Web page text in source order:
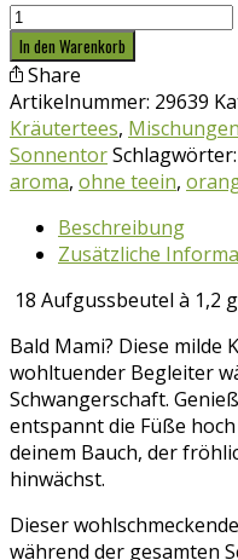
Sonnentor
Bald
Mami
Tee
Menge
In den Warenkorb
Share
Artikelnummer: 29639
Kräutertees, Mischungen
SonnentorSchlagwörter:
aroma, ohne teein,
Beschreibung
Zusätzliche
18 Aufgussbeutel à 1,2 g
Bald Mami? Diese milde
wohltuender Begleiter
Schwangerschaft.
entspannt die Füße
deinem Bauch, der
hinwächst.
Dieser
während der gesamten